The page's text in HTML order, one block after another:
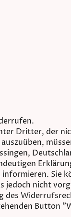
Dritter, der
Sie
nicht
des
Button